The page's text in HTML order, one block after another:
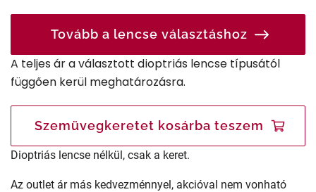
Tovább a lencse választáshoz
A teljes ár a választott dioptriás lencse típusától
függően kerül meghatározásra.
Szemüvegkeretet kosárba teszem
Dioptriás lencse nélkül, csak a keret.
Az outlet ár más kedvezménnyel, akcióval nem vonható